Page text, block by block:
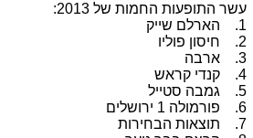
עשר התופעות החמות של 2013:
1. הארלם שייק
2. חיסון פוליו
3. ארבה
4. קנדי קראש
5. גמבה סטייל
6. פורמולה 1 ירושלים
7. תוצאות הבחירות